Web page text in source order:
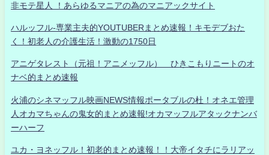
非モテ星人 ！あらゆるマニアの為のマニアックサイト
ハルッフル-専業主夫的YOUTUBERまとめ速報！キモデブおた
く！初老人の介護生活！激動の1750日
アニゲタレスト（元祖！アニメッフル） ひきこもりニートのオ
ナベ的まとめ速報
火浦のシネマッフル映画NEWS情報ポータブルの杜！オネエ管理
人オカマちゃんの鬼女的まとめ速報!オカマッフルアタックナンバ
ーハーフ
ユカ・ヨネッフル！初老的まとめ速報！！大帝イタチにラリアッ